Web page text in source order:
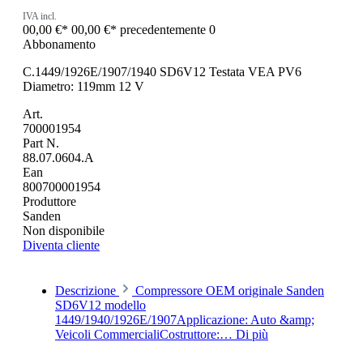
IVA incl.
00,00 €* 00,00 €* precedentemente 0
Abbonamento
C.1449/1926E/1907/1940 SD6V12 Testata VEA PV6
Diametro: 119mm 12 V
Art.
700001954
Part N.
88.07.0604.A
Ean
800700001954
Produttore
Sanden
Non disponibile
Diventa cliente
Descrizione
Compressore OEM originale Sanden
SD6V12 modello
1449/1940/1926E/1907Applicazione: Auto &amp;
Veicoli CommercialiCostruttore:… Di più